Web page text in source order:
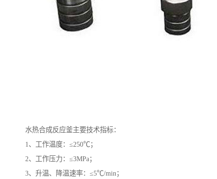
水热合成反应釜主要技术指标：
1、工作温度：≤250℃；
2、工作压力：≤3MPa；
3、升温、降温速率：≤5℃/min；